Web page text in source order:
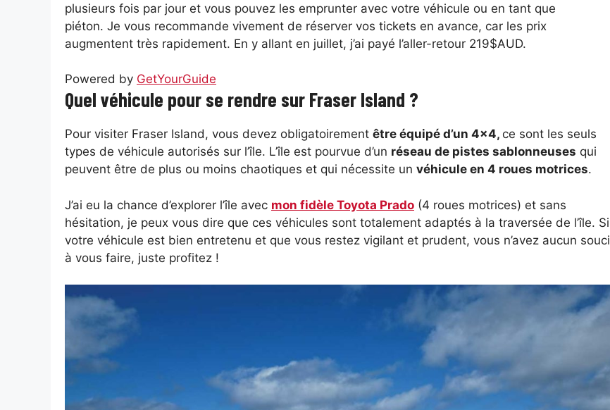
plusieurs fois par jour et vous pouvez les emprunter avec votre véhicule ou en tant que
piéton. Je vous recommande vivement de réserver vos tickets en avance, car les prix
augmentent très rapidement. En y allant en juillet, j’ai payé l’aller-retour 219$AUD.
Powered by GetYourGuide
Quel véhicule pour se rendre sur Fraser Island ?
Pour visiter Fraser Island, vous devez obligatoirement être équipé d’un 4×4, ce sont les seuls
types de véhicule autorisés sur l’île. L’île est pourvue d’un réseau de pistes sablonneuses qui
peuvent être de plus ou moins chaotiques et qui nécessite un véhicule en 4 roues motrices.
J’ai eu la chance d’explorer l’île avec mon fidèle Toyota Prado (4 roues motrices) et sans
hésitation, je peux vous dire que ces véhicules sont totalement adaptés à la traversée de l’île. Si
votre véhicule est bien entretenu et que vous restez vigilant et prudent, vous n’avez aucun souci
à vous faire, juste profitez !